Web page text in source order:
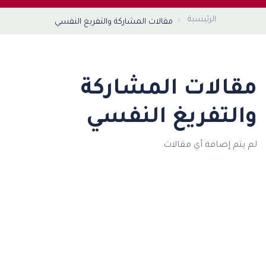
الرئيسية مقالات المشاركة والتفريغ النفسي
مقالات المشاركة
والتفريغ النفسي
لم يتم إضافة أي مقالات